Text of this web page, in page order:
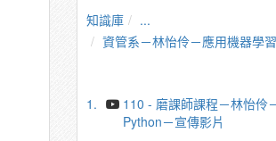
知識庫
...
資管系－林怡伶－應⽤機器學
1.
110 - 磨課師課程－林怡伶
Python－宣傳影片